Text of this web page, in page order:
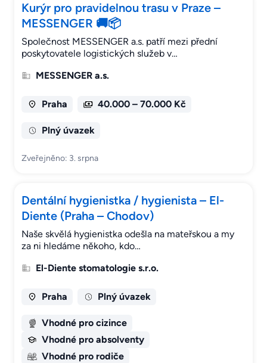
Kurýr pro pravidelnou trasu v Praze –
MESSENGER 🚚📦
Společnost MESSENGER a.s. patří mezi přední
poskytovatele logistických služeb v…
MESSENGER a.s.
Praha 40.000 – 70.000 Kč
Plný úvazek
Zveřejněno: 3. srpna
Dentální hygienistka / hygienista – El-
Diente (Praha – Chodov)
Naše skvělá hygienistka odešla na mateřskou a my
za ni hledáme někoho, kdo…
El-Diente stomatologie s.r.o.
Praha Plný úvazek
Vhodné pro cizince
Vhodné pro absolventy
Vhodné pro rodiče